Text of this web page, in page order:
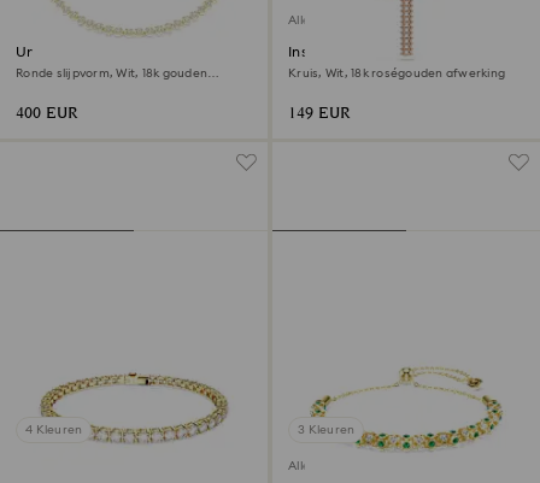
Una Angelic set
Ronde slijpvorm, Wit, ‎18k gouden
400 EUR
Alleen online
Insigne hanger
Kruis, Wit, 18k roségouden afwerking
149 EUR
4 Kleuren 3 Kleuren
Alleen online